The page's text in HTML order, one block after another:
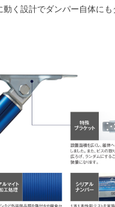
く設計でダンパー自体に